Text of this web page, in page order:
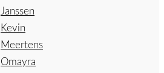
Janssen
Kevin
Meertens
Omayra